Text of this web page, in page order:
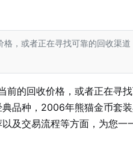
，或者正在寻找可靠的回收渠
前的回收价格，或者正在寻
典品种，2006年熊猫金币套
及交易流程等方面，为您一